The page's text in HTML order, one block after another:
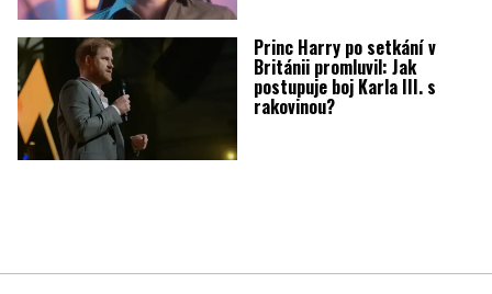
Princ Harry po setkání v
Británii promluvil: Jak
postupuje boj Karla III. s
rakovinou?